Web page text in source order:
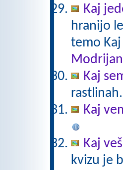
Kaj
hranijo
temo
Modrijan
Kaj
Kaj
Kaj
kvizu je